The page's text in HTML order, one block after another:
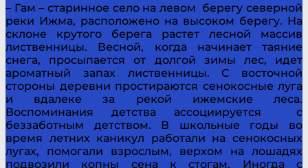
– Гам – старинное село на левом берегу северной
реки Ижма, расположено на высоком берегу. На
склоне крутого берега растет лесной массив
лиственницы. Весной, когда начинает таяние
снега, просыпается от долгой зимы лес, идет
ароматный запах лиственницы. С восточной
стороны деревни простираются сенокосные луга
и вдалеке за рекой ижемские леса.
Воспоминания детства ассоциируется с
беззаботным детством. В школьные годы во
время летних каникул работали на сенокосных
лугах, помогали взрослым, верхом на лошадях
подвозили копны сена к стогам. Иногда с